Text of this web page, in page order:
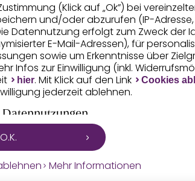
(Klick auf „Ok”) bei
und/oder abzurufen (IP-Adresse,
Datennutzung erfolgt zum Zweck der
E-Mail-Adressen), für
sowie um Erkenntnisse über
Infos zur Einwilligung (inkl.
hier. Mit Klick auf den Link Cookies
jederzeit ablehnen.
Datennutzungen
die von deinem Endgerät
(z.B. Profilbildungen) / zu Zwecken
O.K.
Mehr Informationen